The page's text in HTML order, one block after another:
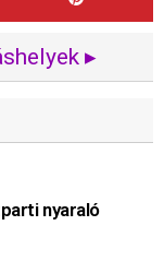
▸
nyaraló